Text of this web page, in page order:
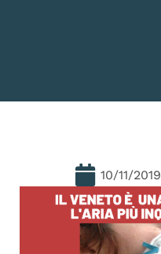
10/11/2019